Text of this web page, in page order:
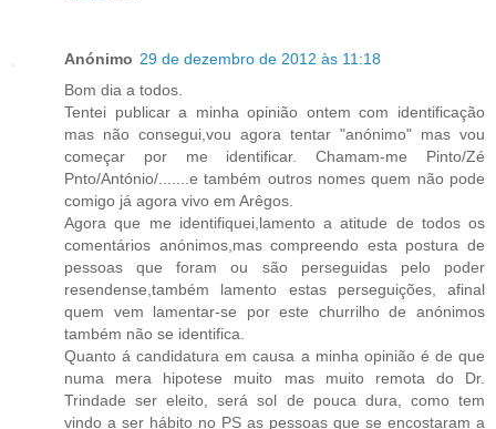
Anónimo 29 de dezembro de 2012 às 11:18
Bom dia a todos.
Tentei publicar a minha opinião ontem com identificação
mas não consegui,vou agora tentar "anónimo" mas vou
começar por me identificar. Chamam-me Pinto/Zé
Pnto/António/.......e também outros nomes quem não pode
comigo já agora vivo em Arêgos.
Agora que me identifiquei,lamento a atitude de todos os
comentários anónimos,mas compreendo esta postura de
pessoas que foram ou são perseguidas pelo poder
resendense,também lamento estas perseguições, afinal
quem vem lamentar-se por este churrilho de anónimos
também não se identifica.
Quanto á candidatura em causa a minha opinião é de que
numa mera hipotese muito mas muito remota do Dr.
Trindade ser eleito, será sol de pouca dura, como tem
vindo a ser hábito no PS as pessoas que se encostaram a